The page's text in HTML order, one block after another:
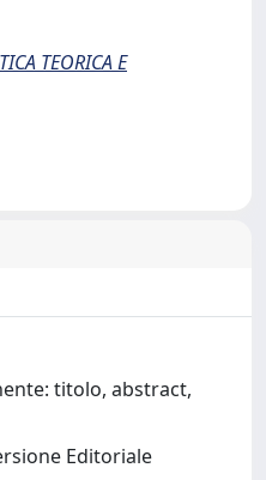
TEORICA E
titolo, abstract,
Editoriale